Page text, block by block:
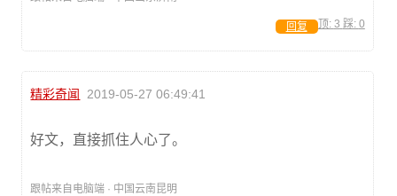
顶: 3 踩: 0
回复
精彩奇闻 2019-05-27 06:49:41
好文，直接抓住人心了。
跟帖来自电脑端 · 中国云南昆明